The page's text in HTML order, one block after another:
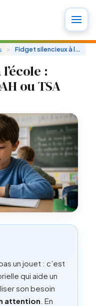
> Fidget silencieux à l'école
:
ou TSA
un jouet : c’est
qui aide un
son besoin
attention . En